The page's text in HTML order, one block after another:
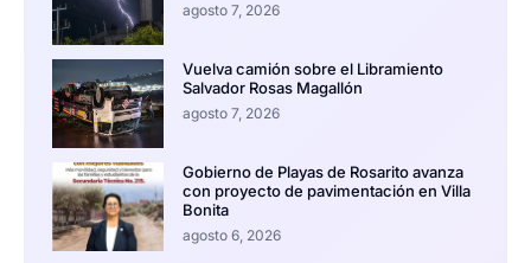
agosto 7, 2026
Vuelva camión sobre el Libramiento
Salvador Rosas Magallón
agosto 7, 2026
Gobierno de Playas de Rosarito avanza
con proyecto de pavimentación en Villa
Bonita
agosto 6, 2026